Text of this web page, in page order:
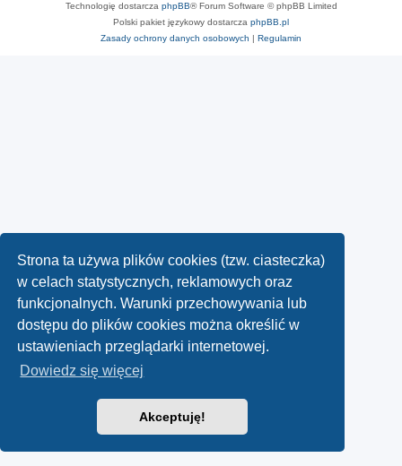
Strona ta używa plików cookies (tzw. ciasteczka)
w celach statystycznych, reklamowych oraz
funkcjonalnych. Warunki przechowywania lub
dostępu do plików cookies można określić w
ustawieniach przeglądarki internetowej.
Dowiedz się więcej
Akceptuję!
Technologię dostarcza phpBB® Forum Software © phpBB Limited
Polski pakiet językowy dostarcza phpBB.pl
Zasady ochrony danych osobowych | Regulamin